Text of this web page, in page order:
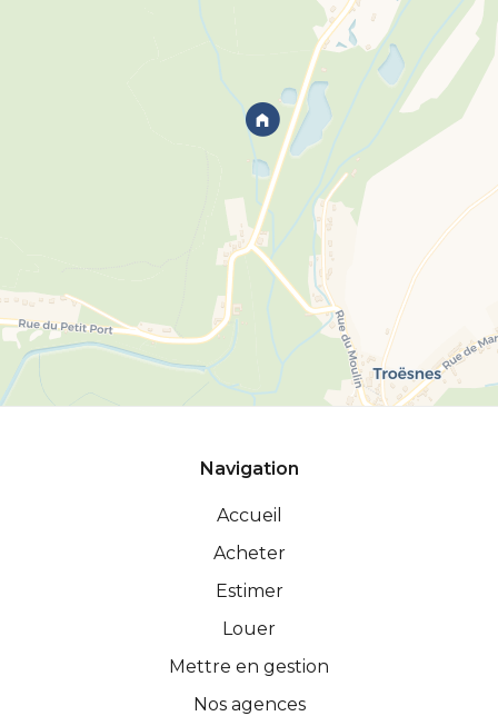
Navigation
Accueil
Acheter
Estimer
Louer
Mettre en gestion
Nos agences